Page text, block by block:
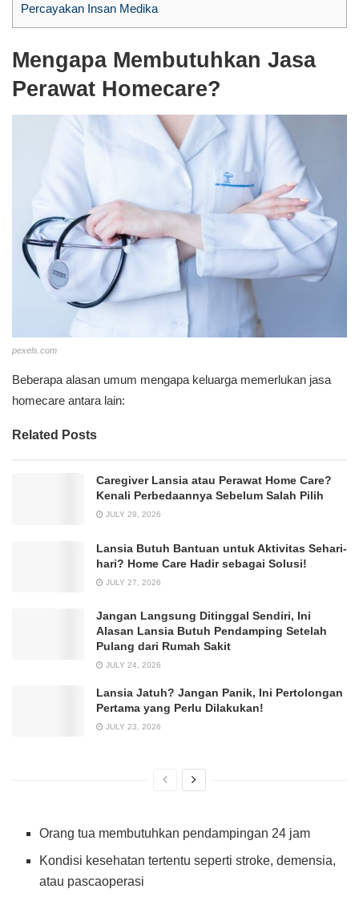
Percayakan Insan Medika
Mengapa Membutuhkan Jasa
Perawat Homecare?
pexels.com
Beberapa alasan umum mengapa keluarga memerlukan jasa
homecare antara lain:
Related Posts
Caregiver Lansia atau Perawat Home Care?
Kenali Perbedaannya Sebelum Salah Pilih
JULY 29, 2026
Lansia Butuh Bantuan untuk Aktivitas Sehari-
hari? Home Care Hadir sebagai Solusi!
JULY 27, 2026
Jangan Langsung Ditinggal Sendiri, Ini
Alasan Lansia Butuh Pendamping Setelah
Pulang dari Rumah Sakit
JULY 24, 2026
Lansia Jatuh? Jangan Panik, Ini Pertolongan
Pertama yang Perlu Dilakukan!
JULY 23, 2026
Orang tua membutuhkan pendampingan 24 jam
Kondisi kesehatan tertentu seperti stroke, demensia,
atau pascaoperasi